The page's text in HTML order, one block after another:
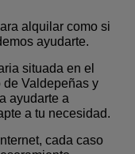
alquilar como si
ayudarte.
situada en el
Valdepeñas y
ayudarte a
a tu necesidad.
cada caso